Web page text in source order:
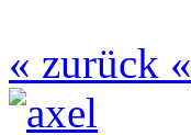
« zurück «